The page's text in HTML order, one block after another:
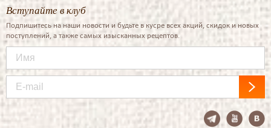
Вступайте в клуб
Подпишитесь на наши новости и будьте в кусре всех акций, скидок и новых
поступлений, а также самых изысканных рецептов.